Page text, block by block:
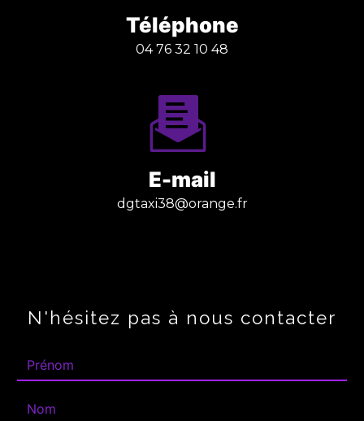
Téléphone
04 76 32 10 48
E-mail
dgtaxi38@orange.fr
N'hésitez pas à nous contacter